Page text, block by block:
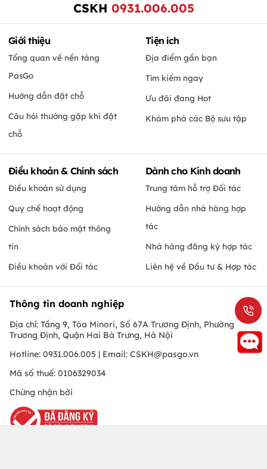
CSKH 0931.006.005
Giới thiệu
Tổng quan về nền tảng
PasGo
Hướng dẫn đặt chỗ
Câu hỏi thường gặp khi đặt
chỗ
Tiện ích
Địa điểm gần bạn
Tìm kiếm ngay
Ưu đãi đang Hot
Khám phá các Bộ sưu tập
Điều khoản & Chính sách
Điều khoản sử dụng
Quy chế hoạt động
Chính sách bảo mật thông
tin
Điều khoản với Đối tác
Dành cho Kinh doanh
Trung tâm hỗ trợ Đối tác
Hướng dẫn nhà hàng hợp
tác
Nhà hàng đăng ký hợp tác
Liên hệ về Đầu tư & Hợp tác
Thông tin doanh nghiệp
Địa chỉ: Tầng 9, Tòa Minori, Số 67A Trương Định, Phường
Trương Định, Quận Hai Bà Trưng, Hà Nội
Hotline: 0931.006.005 | Email: CSKH@pasgo.vn
Mã số thuế: 0106329034
Chứng nhận bởi